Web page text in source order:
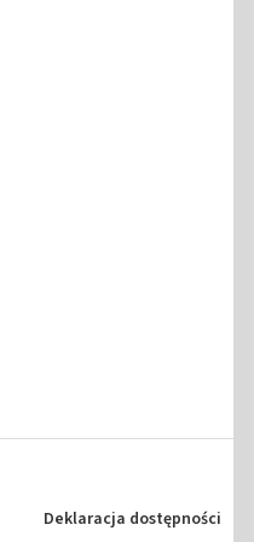
Deklaracja dostępności